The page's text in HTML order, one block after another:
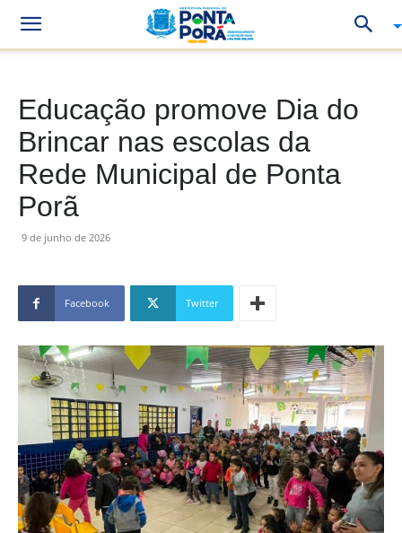
Educação promove Dia do
Brincar nas escolas da
Rede Municipal de Ponta
Porã
9 de junho de 2026
Facebook Twitter